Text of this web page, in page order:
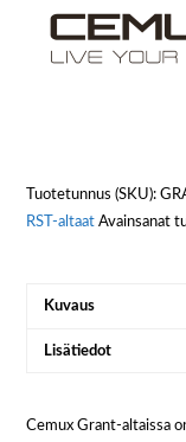
Tuotetunnus (SKU):
RST-altaat Avainsanat
Kuvaus
Lisätiedot
Cemux Grant-altaissa